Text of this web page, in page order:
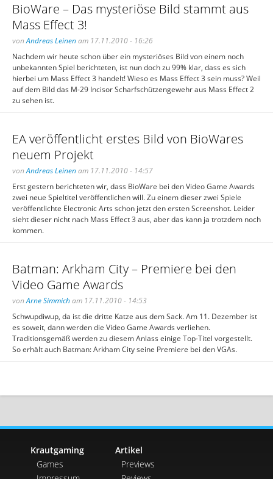
BioWare – Das mysteriöse Bild stammt aus
Mass Effect 3!
vonAndreas Leinenam 17.11.2010 - 16:26
Nachdem wir heute schon über ein mysteriöses Bild von einem noch
unbekannten Spiel berichteten, ist nun doch zu 99% klar, dass es sich
hierbei um Mass Effect 3 handelt! Wieso es Mass Effect 3 sein muss? Weil
auf dem Bild das M-29 Incisor Scharfschützengewehr aus Mass Effect 2
zu sehen ist.
EA veröffentlicht erstes Bild von BioWares
neuem Projekt
vonAndreas Leinenam 17.11.2010 - 14:57
Erst gestern berichteten wir, dass BioWare bei den Video Game Awards
zwei neue Spieltitel veröffentlichen will. Zu einem dieser zwei Spiele
veröffentlichte Electronic Arts schon jetzt den ersten Screenshot. Leider
sieht dieser nicht nach Mass Effect 3 aus, aber das kann ja trotzdem noch
kommen.
Batman: Arkham City – Premiere bei den
Video Game Awards
vonArne Simmicham 17.11.2010 - 14:53
Schwupdiwup, da ist die dritte Katze aus dem Sack. Am 11. Dezember ist
es soweit, dann werden die Video Game Awards verliehen.
Traditionsgemäß werden zu diesem Anlass einige Top-Titel vorgestellt.
So erhält auch Batman: Arkham City seine Premiere bei den VGAs.
Krautgaming
Games
Artikel
Previews